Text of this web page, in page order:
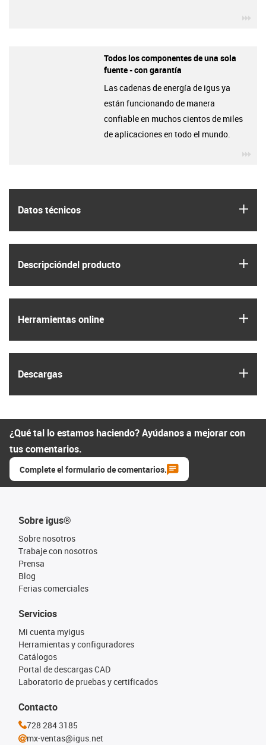
Datos técnicos
Descripción­del producto
Herramientas online
Descargas
Todos los componentes de una sola
fuente - con garantía
Las cadenas de energía de igus ya
están funcionando de manera
confiable en muchos cientos de miles
de aplicaciones en todo el mundo.
¿Qué tal lo estamos haciendo? Ayúdanos a mejorar con
tus comentarios.
Complete el formulario de comentarios.
Sobre igus®
Sobre nosotros
Trabaje con nosotros
Prensa
Blog
Ferias comerciales
Servicios
Mi cuenta myigus
Herramientas y configuradores
Catálogos
Portal de descargas CAD
Laboratorio de pruebas y certificados
Contacto
728 284 3185
mx-ventas@igus.net